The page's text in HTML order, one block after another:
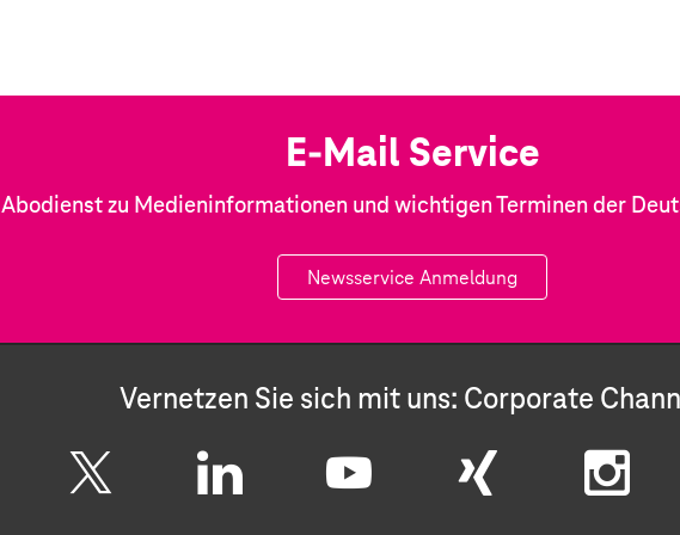
E-Mail Service
Abodienst zu Medieninformationen und wichtigen Terminen der
Newsservice Anmeldung
Vernetzen Sie sich mit uns: Corporate